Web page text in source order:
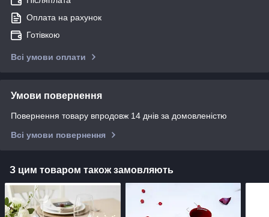
Оплата на рахунок
Готівкою
Всі умови оплати
Умови повернення
Повернення товару впродовж 14 днів за домовленістю
Всі умови повернення
З цим товаром також замовляють